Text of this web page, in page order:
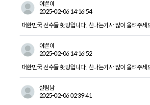
이쁜이
2025-02-06 14:16:54
대한민국 선수들 홧팅입니다. 신나는기사 많이 올려주세
이쁜이
2025-02-06 14:16:52
대한민국 선수들 홧팅입니다. 신나는기사 많이 올려주세
살림남
2025-02-06 02:39:41